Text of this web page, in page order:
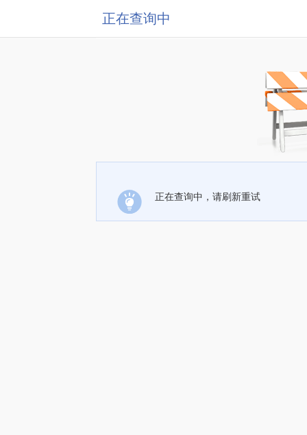
正在查询中
正在查询中，请刷新重试